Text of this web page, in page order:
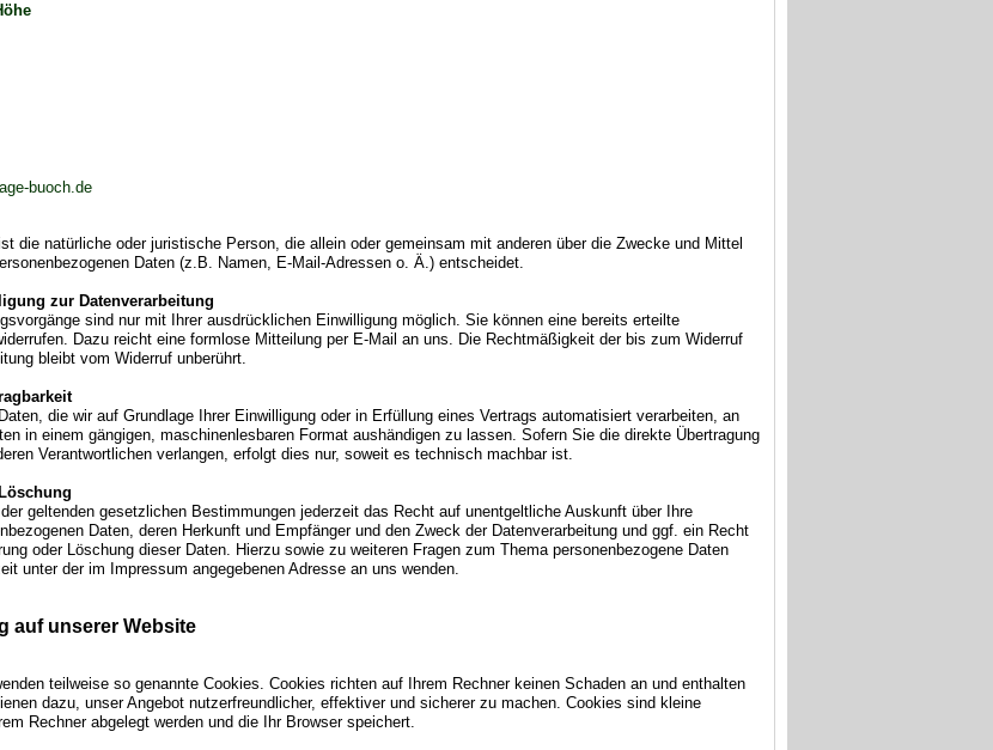
buoch.de
die natürliche oder juristische Person, die allein oder gemeinsam mit anderen über die Zwecke und Mittel
Daten (z.B. Namen, E-Mail-Adressen o. Ä.) entscheidet.
zur Datenverarbeitung
sind nur mit Ihrer ausdrücklichen Einwilligung möglich. Sie können eine bereits erteilte
Dazu reicht eine formlose Mitteilung per E-Mail an uns. Die Rechtmäßigkeit der bis zum Widerruf
bleibt vom Widerruf unberührt.
die wir auf Grundlage Ihrer Einwilligung oder in Erfüllung eines Vertrags automatisiert verarbeiten, an
in einem gängigen, maschinenlesbaren Format aushändigen zu lassen. Sofern Sie die direkte Übertragung
Verantwortlichen verlangen, erfolgt dies nur, soweit es technisch machbar ist.
geltenden gesetzlichen Bestimmungen jederzeit das Recht auf unentgeltliche Auskunft über Ihre
Daten, deren Herkunft und Empfänger und den Zweck der Datenverarbeitung und ggf. ein Recht
oder Löschung dieser Daten. Hierzu sowie zu weiteren Fragen zum Thema personenbezogene Daten
unter der im Impressum angegebenen Adresse an uns wenden.
auf unserer Website
teilweise so genannte Cookies. Cookies richten auf Ihrem Rechner keinen Schaden an und enthalten
dazu, unser Angebot nutzerfreundlicher, effektiver und sicherer zu machen. Cookies sind kleine
Rechner abgelegt werden und die Ihr Browser speichert.